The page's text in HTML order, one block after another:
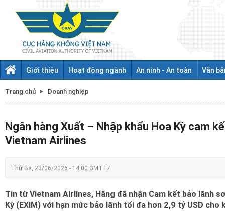
Giới thiệu Hoạt động ngành An ninh - An toàn Văn
Trang chủ Doanh nghiệp
Ngân hàng Xuất – Nhập khẩu Hoa Kỳ cam
Vietnam Airlines
Thứ Ba, 23/06/2026 - 14:00 GMT+7
Tin từ Vietnam Airlines, Hãng đã nhận Cam kết bảo lãnh
Kỳ (EXIM) với hạn mức bảo lãnh tối đa hơn 2,9 tỷ USD